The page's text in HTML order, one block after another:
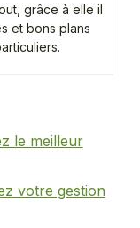
grâce à elle il
et bons plans
le meilleur
votre gestion